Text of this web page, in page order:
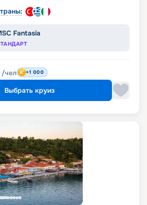
Fantasia
/чел +1 000
Выбрать круиз